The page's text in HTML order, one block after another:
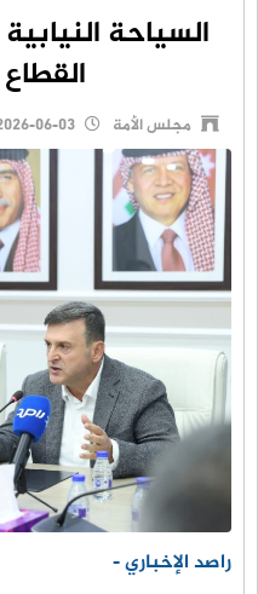
السياحة
مجلس الأمة
راصد الإخباري -